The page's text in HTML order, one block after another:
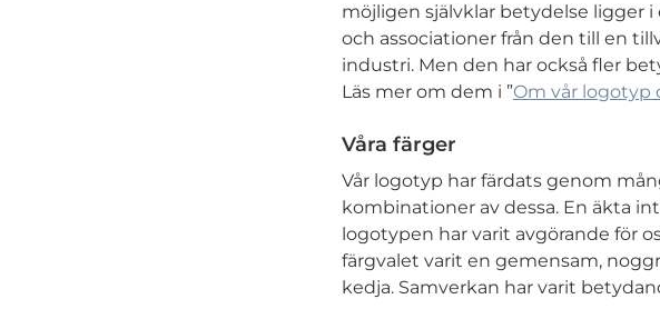
möjligen självklar betydelse ligger
och associationer från den till en
industri. Men den har också fler
Läs mer om dem i ”Om vår logotyp
Våra färger
Vår logotyp har färdats genom
kombinationer av dessa. En äkta
logotypen har varit avgörande för
färgvalet varit en gemensam,
kedja. Samverkan har varit